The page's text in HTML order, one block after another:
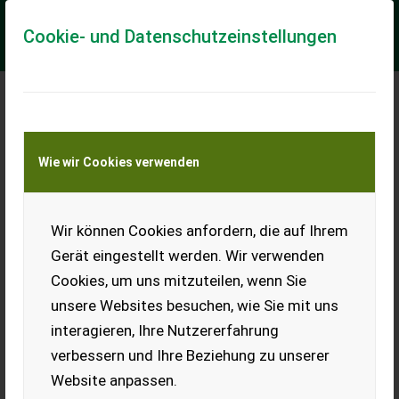
Cookie- und Datenschutzeinstellungen
Wie wir Cookies verwenden
Wir können Cookies anfordern, die auf Ihrem
Gerät eingestellt werden. Wir verwenden
Cookies, um uns mitzuteilen, wenn Sie
unsere Websites besuchen, wie Sie mit uns
interagieren, Ihre Nutzererfahrung
verbessern und Ihre Beziehung zu unserer
Website anpassen.
Meine Transportkostenanfrage
Transport von Land- und Baumaschinen –
KEINE Tiertransporte
Stepa HDK 150.10
- ohne Greifer - Spurbreite 3.10 m. - Geschlossene Kabine -
Elektrohydraulische Vorsteuerung - PVG 32 -
Funkfernsteuerung - 2x 22 Kw Reichwe...
EUR 0